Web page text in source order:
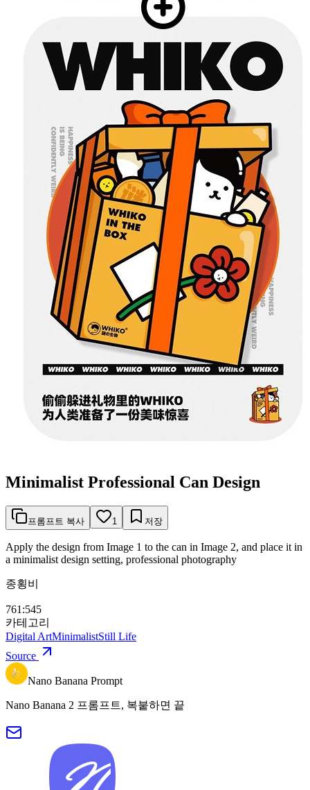
Minimalist Professional Can Design
프롬프트 복사 1 저장
Apply the design from Image 1 to the can in Image 2, and place it in
a minimalist design setting, professional photography
종횡비
761:545
카테고리
Digital ArtMinimalistStill Life
Source
Nano Banana Prompt
Nano Banana 2 프롬프트, 복붙하면 끝